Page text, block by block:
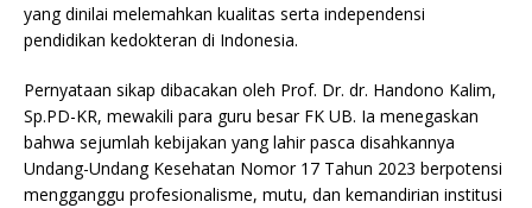
yang dinilai melemahkan kualitas serta independensi
pendidikan kedokteran di Indonesia.
Pernyataan sikap dibacakan oleh Prof. Dr. dr. Handono Kalim,
Sp.PD-KR, mewakili para guru besar FK UB. Ia menegaskan
bahwa sejumlah kebijakan yang lahir pasca disahkannya
Undang-Undang Kesehatan Nomor 17 Tahun 2023 berpotensi
mengganggu profesionalisme, mutu, dan kemandirian institusi